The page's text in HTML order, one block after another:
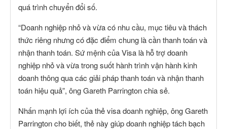
quá trình chuyển đổi số.
“Doanh nghiệp nhỏ và vừa có nhu cầu, mục tiêu và thách
thức riêng nhưng có đặc điểm chung là cần thanh toán và
nhận thanh toán. Sứ mệnh của Visa là hỗ trợ doanh
nghiệp nhỏ và vừa trong suốt hành trình vận hành kinh
doanh thông qua các giải pháp thanh toán và nhận thanh
toán hiệu quả”, ông Gareth Parrington chia sẻ.
Nhấn mạnh lợi ích của thẻ visa doanh nghiệp, ông Gareth
Parrington cho biết, thẻ này giúp doanh nghiệp tách bạch